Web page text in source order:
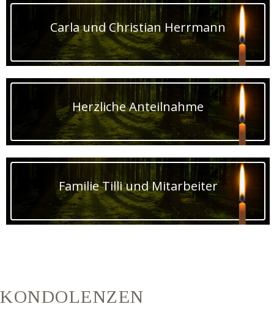
Carla und Christian Herrmann
Herzliche Anteilnahme
Familie Tilli und Mitarbeiter
KONDOLENZEN